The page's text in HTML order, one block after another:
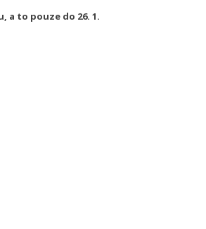
a to pouze do 26. 1.